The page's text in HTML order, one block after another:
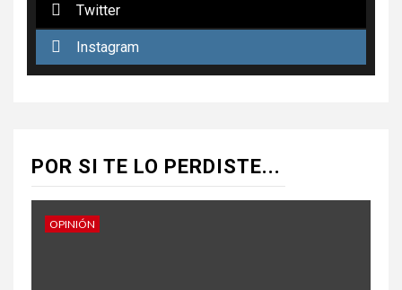
Twitter
Instagram
POR SI TE LO PERDISTE...
OPINIÓN